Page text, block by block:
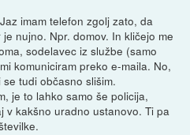
imam telefon zgolj zato, da
nujno. Npr. domov. In kličejo me
sodelavec iz službe (samo
komuniciram preko e-maila. No,
tudi občasno slišim.
je to lahko samo še policija,
v kakšno uradno ustanovo. Ti pa